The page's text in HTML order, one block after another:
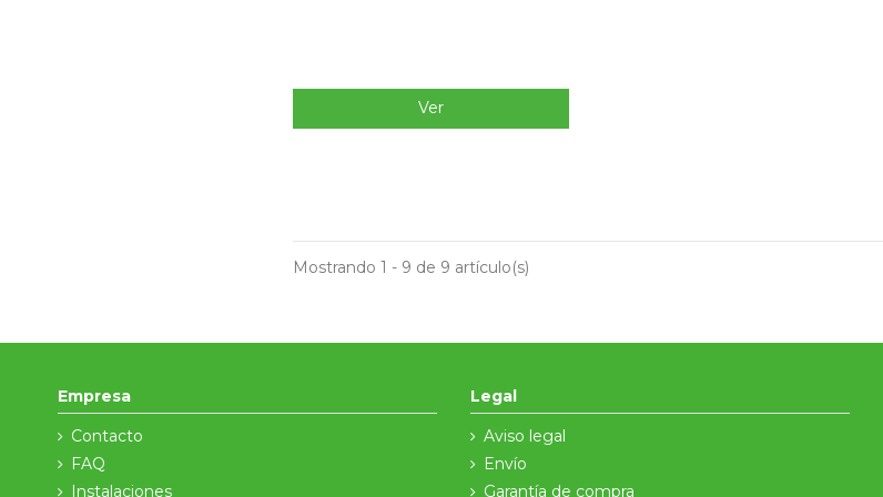
Ver
Mostrando 1 - 9 de 9 artículo(s)
Empresa
Contacto
FAQ
Instalaciones
Legal
Aviso legal
Envío
Garantía de compra